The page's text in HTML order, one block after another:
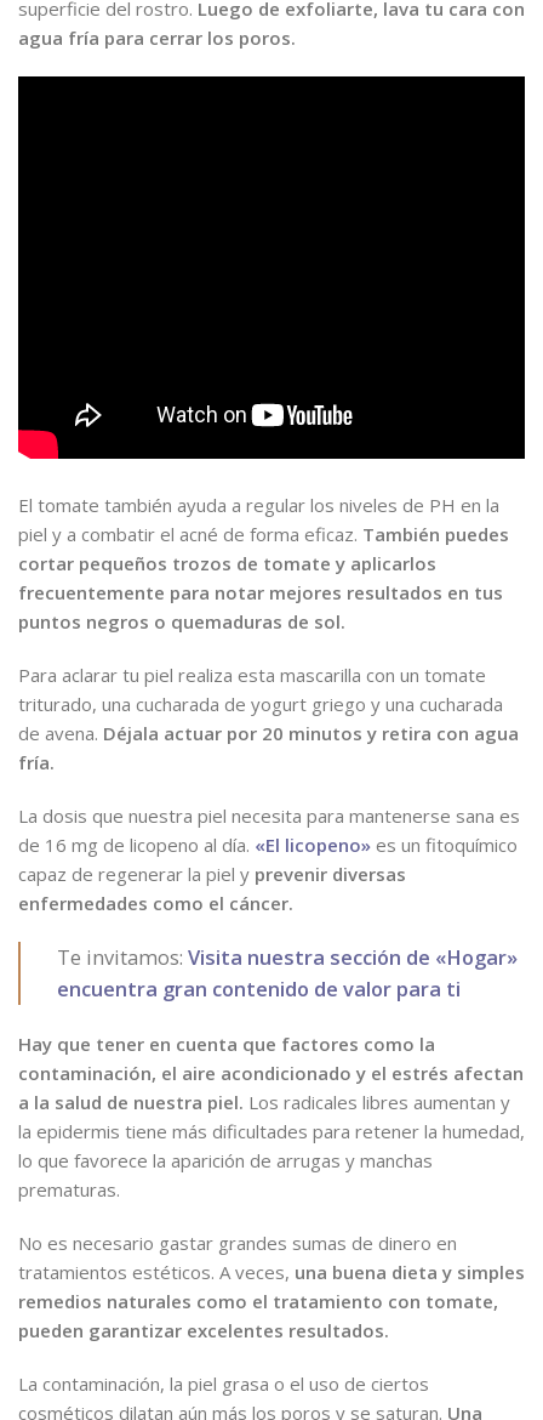
superficie del rostro. Luego de exfoliarte, lava tu cara con
agua fría para cerrar los poros.
El tomate también ayuda a regular los niveles de PH en la
piel y a combatir el acné de forma eficaz. También puedes
cortar pequeños trozos de tomate y aplicarlos
frecuentemente para notar mejores resultados en tus
puntos negros o quemaduras de sol.
Para aclarar tu piel realiza esta mascarilla con un tomate
triturado, una cucharada de yogurt griego y una cucharada
de avena. Déjala actuar por 20 minutos y retira con agua
fría.
La dosis que nuestra piel necesita para mantenerse sana es
de 16 mg de licopeno al día. «El licopeno» es un fitoquímico
capaz de regenerar la piel y prevenir diversas
enfermedades como el cáncer.
Te invitamos: Visita nuestra sección de «Hogar»
encuentra gran contenido de valor para ti
Hay que tener en cuenta que factores como la
contaminación, el aire acondicionado y el estrés afectan
a la salud de nuestra piel. Los radicales libres aumentan y
la epidermis tiene más dificultades para retener la humedad,
lo que favorece la aparición de arrugas y manchas
prematuras.
No es necesario gastar grandes sumas de dinero en
tratamientos estéticos. A veces, una buena dieta y simples
remedios naturales como el tratamiento con tomate,
pueden garantizar excelentes resultados.
La contaminación, la piel grasa o el uso de ciertos
cosméticos dilatan aún más los poros y se saturan. Una